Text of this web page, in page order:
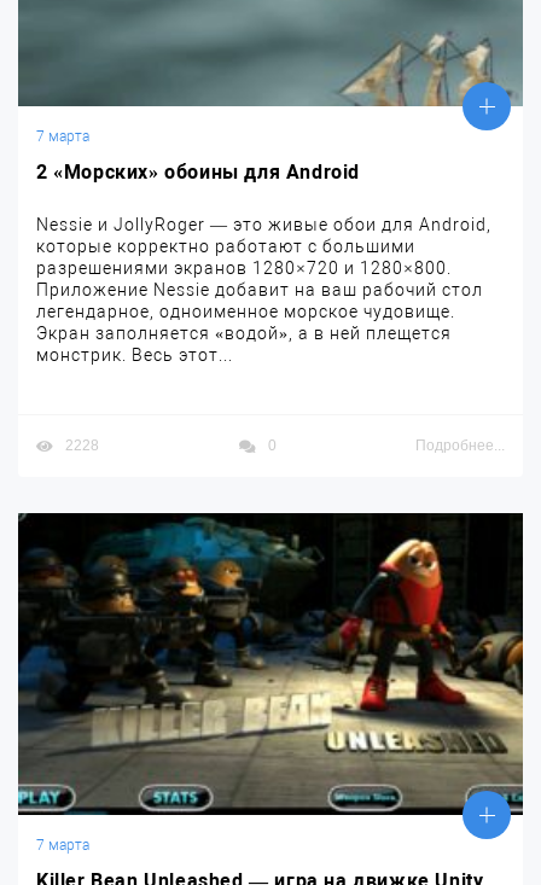
7 марта
2 «Морских» обоины для Android
Nessie и JollyRoger — это живые обои для Android,
которые корректно работают с большими
разрешениями экранов 1280×720 и 1280×800.
Приложение Nessie добавит на ваш рабочий стол
легендарное, одноименное морское чудовище.
Экран заполняется «водой», а в ней плещется
монстрик. Весь этот...
2228 0 Подробнее...
7 марта